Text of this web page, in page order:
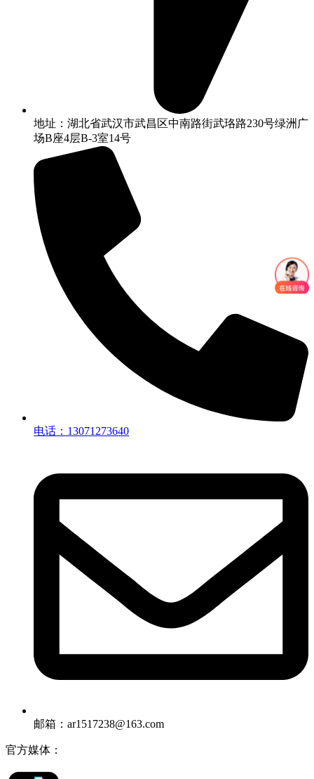
地址：湖北省武汉市武昌区中南路街武珞路230号绿洲广
场B座4层B-3室14号
电话：13071273640
邮箱：ar1517238@163.com
官方媒体：